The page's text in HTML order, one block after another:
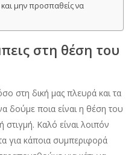
μην προσπαθείς να
στη θέση του
στη δική μας πλευρά και τα
δούμε ποια είναι η θέση του
στιγμή. Καλό είναι λοιπόν
για κάποια συμπεριφορά